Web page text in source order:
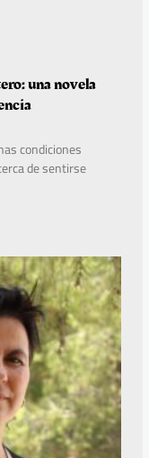
una novela
condiciones
de sentirse